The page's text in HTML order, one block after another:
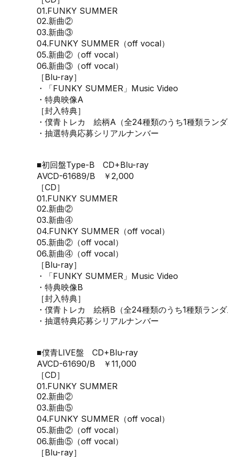
01.FUNKY SUMMER
02.新曲②
03.新曲③
04.FUNKY SUMMER（off vocal）
05.新曲②（off vocal）
06.新曲③（off vocal）
［Blu-ray］
・「FUNKY SUMMER」Music Video
・特典映像A
［封入特典］
・僕青トレカ 絵柄A（全24種類のうち1種類ランダ
・抽選特典応募シリアルナンバー
■初回盤Type-B CD+Blu-ray
AVCD-61689/B ￥2,000
［CD］
01.FUNKY SUMMER
02.新曲②
03.新曲④
04.FUNKY SUMMER（off vocal）
05.新曲②（off vocal）
06.新曲④（off vocal）
［Blu-ray］
・「FUNKY SUMMER」Music Video
・特典映像B
［封入特典］
・僕青トレカ 絵柄B（全24種類のうち1種類ランダ
・抽選特典応募シリアルナンバー
■僕青LIVE盤 CD+Blu-ray
AVCD-61690/B ￥11,000
［CD］
01.FUNKY SUMMER
02.新曲②
03.新曲⑤
04.FUNKY SUMMER（off vocal）
05.新曲②（off vocal）
06.新曲⑤（off vocal）
［Blu-ray］